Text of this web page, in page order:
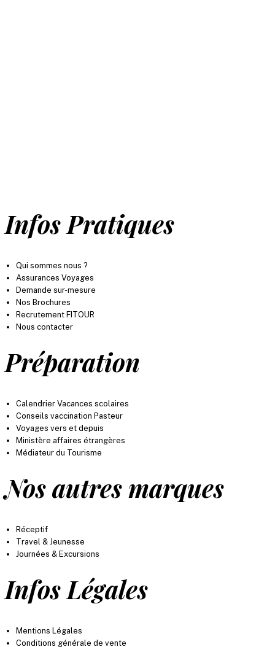
Infos Pratiques
Qui sommes nous ?
Assurances Voyages
Demande sur-mesure
Nos Brochures
Recrutement FITOUR
Nous contacter
Préparation
Calendrier Vacances scolaires
Conseils vaccination Pasteur
Voyages vers et depuis
Ministère affaires étrangères
Médiateur du Tourisme
Nos autres marques
Réceptif
Travel & Jeunesse
Journées & Excursions
Infos Légales
Mentions Légales
Conditions générale de vente